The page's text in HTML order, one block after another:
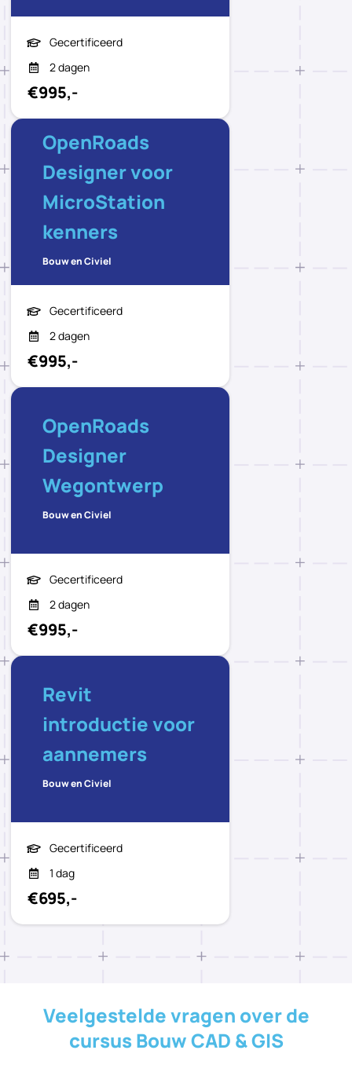
Gecertificeerd
2 dagen
€995,-
OpenRoads
Designer voor
MicroStation
kenners
Bouw en Civiel
Gecertificeerd
2 dagen
€995,-
OpenRoads
Designer
Wegontwerp
Bouw en Civiel
Gecertificeerd
2 dagen
€995,-
Revit
introductie voor
aannemers
Bouw en Civiel
Gecertificeerd
1 dag
€695,-
Veelgestelde vragen over de
cursus Bouw CAD & GIS